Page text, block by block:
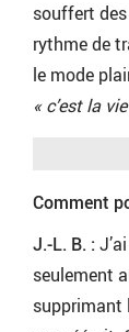
souffert
rythme de
le mode
« c’est la
Comment
J.-L. B. :
seulement
supprimant